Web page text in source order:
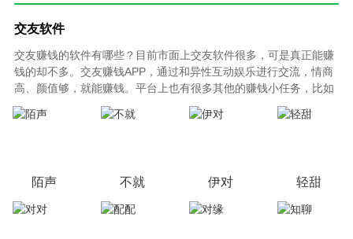
交友软件
交友赚钱的软件有哪些？目前市面上交友软件很多，可是真正能赚
钱的却不多。交友赚钱APP，通过和异性互动娱乐进行交流，情商
高、颜值够，就能赚钱。平台上也有很多其他的赚钱小任务，比如
推荐（推广）等等。交友可以算是一种刚需，交友赚钱是很多小伙
伴忠爱的赚钱方式。
陌声 不就 伊对 轻甜